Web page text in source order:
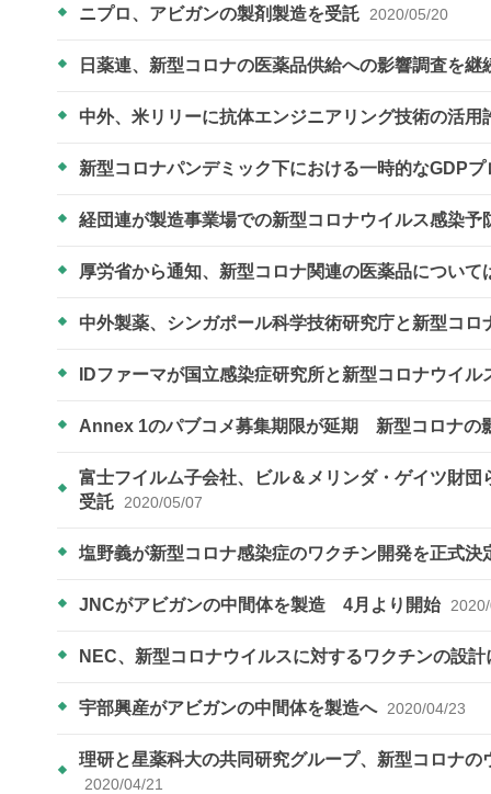
ニプロ、アビガンの製剤製造を受託 2020/05/20
日薬連、新型コロナの医薬品供給への影響調査を継
中外、米リリーに抗体エンジニアリング技術の活
新型コロナパンデミック下における一時的なGDP
経団連が製造事業場での新型コロナウイルス感染
厚労省から通知、新型コロナ関連の医薬品につい
中外製薬、シンガポール科学技術研究庁と新型コ
IDファーマが国立感染症研究所と新型コロナウイ
Annex 1のパブコメ募集期限が延期 新型コロナの
富士フイルム子会社、ビル＆メリンダ・ゲイツ財
受託
2020/05/07
塩野義が新型コロナ感染症のワクチン開発を正式決
JNCがアビガンの中間体を製造 4月より開始
NEC、新型コロナウイルスに対するワクチンの設
宇部興産がアビガンの中間体を製造へ 2020/04/23
理研と星薬科大の共同研究グループ、新型コロナ
2020/04/21